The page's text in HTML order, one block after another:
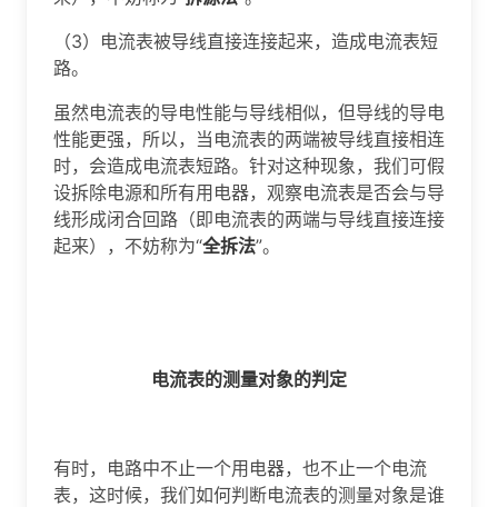
（3）电流表被导线直接连接起来，造成电流表短
路。
虽然电流表的导电性能与导线相似，但导线的导电
性能更强，所以，当电流表的两端被导线直接相连
时，会造成电流表短路。针对这种现象，我们可假
设拆除电源和所有用电器，观察电流表是否会与导
线形成闭合回路（即电流表的两端与导线直接连接
起来），不妨称为“全拆法”。
电流表的测量对象的判定
有时，电路中不止一个用电器，也不止一个电流
表，这时候，我们如何判断电流表的测量对象是谁